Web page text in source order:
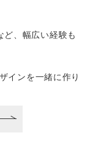
、幅広い経験も
インを一緒に作り